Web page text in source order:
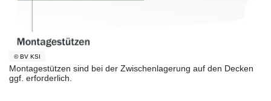
© BV KSI
Montagestützen sind bei der Zwischenlagerung auf den Decken
ggf. erforderlich.